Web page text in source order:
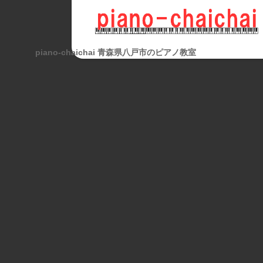
piano-chaichai 青森県八戸市のピアノ教室